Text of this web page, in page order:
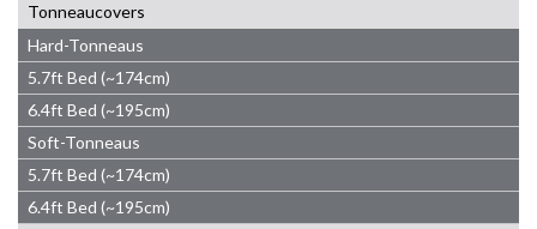
Tonneaucovers
Hard-Tonneaus
5.7ft Bed (~174cm)
6.4ft Bed (~195cm)
Soft-Tonneaus
5.7ft Bed (~174cm)
6.4ft Bed (~195cm)